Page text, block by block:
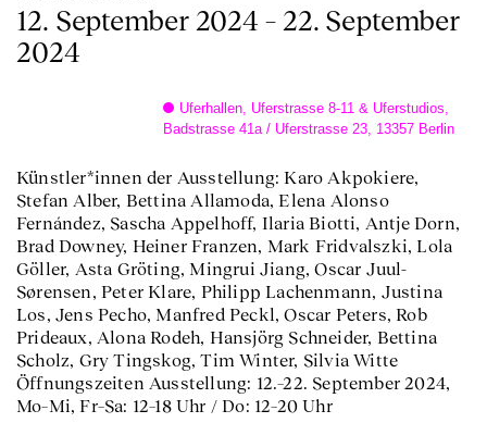
12. September 2024 – 22. September
2024
Uferhallen, Uferstrasse 8-11 & Uferstudios,
Badstrasse 41a / Uferstrasse 23, 13357 Berlin
Künstler*innen der Ausstellung: Karo Akpokiere,
Stefan Alber, Bettina Allamoda, Elena Alonso
Fernández, Sascha Appelhoff, Ilaria Biotti, Antje Dorn,
Brad Downey, Heiner Franzen, Mark Fridvalszki, Lola
Göller, Asta Gröting, Mingrui Jiang, Oscar Juul-
Sørensen, Peter Klare, Philipp Lachenmann, Justina
Los, Jens Pecho, Manfred Peckl, Oscar Peters, Rob
Prideaux, Alona Rodeh, Hansjörg Schneider, Bettina
Scholz, Gry Tingskog, Tim Winter, Silvia Witte
Öffnungszeiten Ausstellung: 12.–22. September 2024,
Mo–Mi, Fr–Sa: 12–18 Uhr / Do: 12–20 Uhr